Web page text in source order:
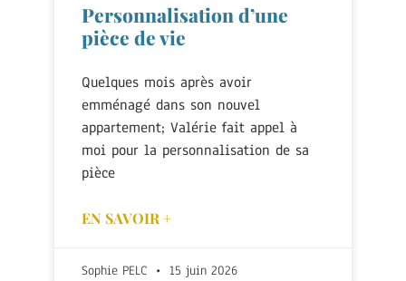
Personnalisation d’une
pièce de vie
Quelques mois après avoir
emménagé dans son nouvel
appartement; Valérie fait appel à
moi pour la personnalisation de sa
pièce
EN SAVOIR +
Sophie PELC 15 juin 2026